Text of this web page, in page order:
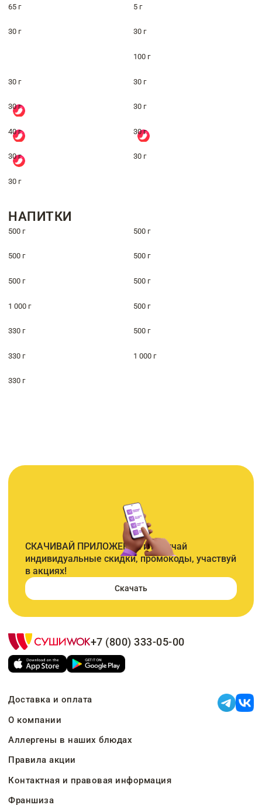
65 г 5 г
30 г 30 г
100 г
30 г 30 г
30 г 30 г
40 г 30 г
30 г 30 г
30 г
НАПИТКИ
500 г 500 г
500 г 500 г
500 г 500 г
1 000 г 500 г
330 г 500 г
330 г 1 000 г
330 г
СКАЧИВАЙ ПРИЛОЖЕНИЕ и получай
индивидуальные скидки, промокоды, участвуй
в акциях!
Скачать
+7 (800) 333-05-00
Доставка и оплата
О компании
Аллергены в наших блюдах
Правила акции
Контактная и правовая информация
Франшиза